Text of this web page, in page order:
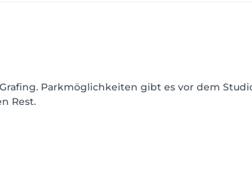
Parkmöglichkeiten gibt es vor dem
Rest.